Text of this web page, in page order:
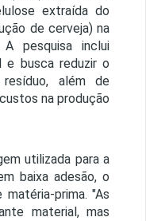
extraída do
de cerveja) na
pesquisa inclui
e busca reduzir o
além de
na produção
utilizada para a
baixa adesão, o
prima. "As
material, mas